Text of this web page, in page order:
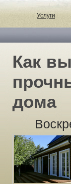
Услуги
Как
дома